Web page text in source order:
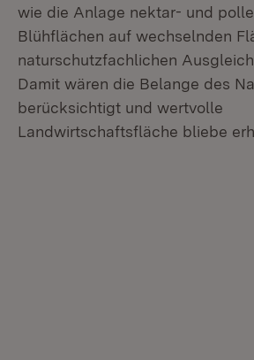
wie die Anlage nektar- und
Blühflächen auf wechselnden
naturschutzfachlichen Ausgleich
Damit wären die Belange des
berücksichtigt und wertvolle
Landwirtschaftsfläche bliebe